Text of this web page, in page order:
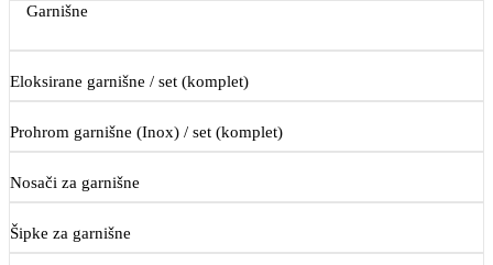
Garnišne
Eloksirane garnišne / set (komplet)
Prohrom garnišne (Inox) / set (komplet)
Nosači za garnišne
Šipke za garnišne